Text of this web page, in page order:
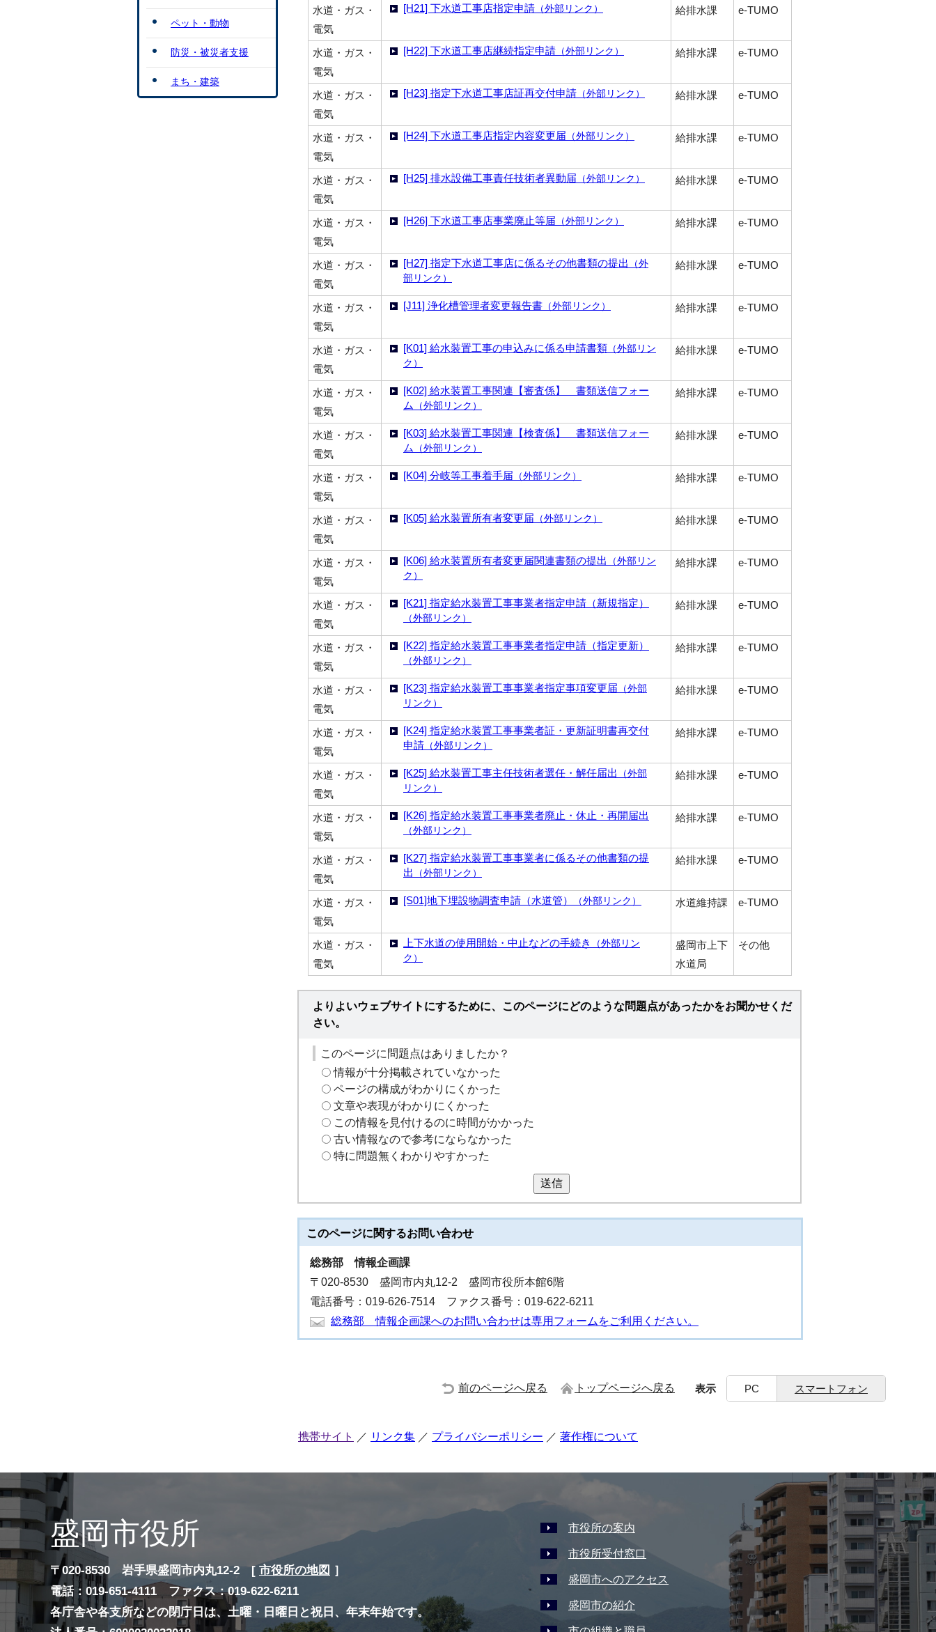
水道・ガス・
電気
[H21] 下水道工事店指定申請 （外部リンク） 給排水課 e-TUMO
水道・ガス・
電気
[H22] 下水道工事店継続指定申請 （外部リンク） 給排水課 e-TUMO
水道・ガス・
電気
[H23] 指定下水道工事店証再交付申請 （外部リンク） 給排水課 e-TUMO
水道・ガス・
電気
[H24] 下水道工事店指定内容変更届 （外部リンク） 給排水課 e-TUMO
水道・ガス・
電気
[H25] 排水設備工事責任技術者異動届 （外部リンク） 給排水課 e-TUMO
水道・ガス・
電気
[H26] 下水道工事店事業廃止等届 （外部リンク） 給排水課 e-TUMO
水道・ガス・
電気
[H27] 指定下水道工事店に係るその他書類の提出
（外
部リンク）
給排水課 e-TUMO
水道・ガス・
電気
[J11] 浄化槽管理者変更報告書 （外部リンク） 給排水課 e-TUMO
水道・ガス・
電気
[K01] 給水装置工事の申込みに係る申請書類 （外部リン
ク）
給排水課 e-TUMO
水道・ガス・
電気
[K02] 給水装置工事関連【審査係】 書類送信フォー
ム
（外部リンク）
給排水課 e-TUMO
水道・ガス・
電気
[K03] 給水装置工事関連【検査係】 書類送信フォー
ム
（外部リンク）
給排水課 e-TUMO
水道・ガス・
電気
[K04] 分岐等工事着手届 （外部リンク） 給排水課 e-TUMO
水道・ガス・
電気
[K05] 給水装置所有者変更届 （外部リンク） 給排水課 e-TUMO
水道・ガス・
電気
[K06] 給水装置所有者変更届関連書類の提出
（外部リン
ク）
給排水課 e-TUMO
水道・ガス・
電気
[K21] 指定給水装置工事事業者指定申請（新規指定）
（外部リンク）
給排水課 e-TUMO
水道・ガス・
電気
[K22] 指定給水装置工事事業者指定申請（指定更新）
（外部リンク）
給排水課 e-TUMO
水道・ガス・
電気
[K23] 指定給水装置工事事業者指定事項変更届 （外部
リンク）
給排水課 e-TUMO
水道・ガス・
電気
[K24] 指定給水装置工事事業者証・更新証明書再交付
申請 （外部リンク）
給排水課 e-TUMO
水道・ガス・
電気
[K25] 給水装置工事主任技術者選任・解任届出
（外部
リンク）
給排水課 e-TUMO
水道・ガス・
電気
[K26] 指定給水装置工事事業者廃止・休止・再開届出
（外部リンク）
給排水課 e-TUMO
水道・ガス・
電気
[K27] 指定給水装置工事事業者に係るその他書類の提
出
（外部リンク）
給排水課 e-TUMO
水道・ガス・
電気
[S01]地下埋設物調査申請（水道管） （外部リンク） 水道維持課 e-TUMO
水道・ガス・
電気
上下水道の使用開始・中止などの手続き
（外部リン
ク）
盛岡市上下
水道局
その他
よりよいウェブサイトにするために、このページにどのような問題点があったかをお聞かせくだ
さい。
このページに問題点はありましたか？
情報が十分掲載されていなかった
ページの構成がわかりにくかった
文章や表現がわかりにくかった
この情報を見付けるのに時間がかかった
古い情報なので参考にならなかった
特に問題無くわかりやすかった
送信
このページに関するお問い合わせ
総務部情報企画課
〒020-8530 盛岡市内丸12-2 盛岡市役所本館6階
電話番号：019-626-7514 ファクス番号：019-622-6211
総務部 情報企画課へのお問い合わせは専用フォームをご利用ください。
ペット・動物
防災・被災者支援
まち・建築
前のページへ戻る トップページへ戻る 表示 PC スマートフォン
携帯サイト リンク集 プライバシーポリシー 著作権について
盛岡市役所
〒020-8530 岩手県盛岡市内丸12-2 [ 市役所の地図 ］
電話：019-651-4111 ファクス：019-622-6211
各庁舎や各支所などの閉庁日は、土曜・日曜日と祝日、年末年始です。
市役所の案内
市役所受付窓口
盛岡市へのアクセス
盛岡市の紹介